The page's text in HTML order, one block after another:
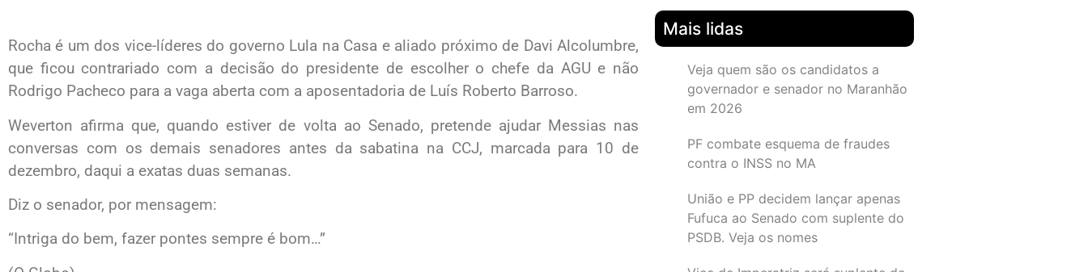
Rocha é um dos vice-líderes do governo Lula na Casa e aliado próximo de Davi Alcolumbre,
que ficou contrariado com a decisão do presidente de escolher o chefe da AGU e não
Rodrigo Pacheco para a vaga aberta com a aposentadoria de Luís Roberto Barroso.
Weverton afirma que, quando estiver de volta ao Senado, pretende ajudar Messias nas
conversas com os demais senadores antes da sabatina na CCJ, marcada para 10 de
dezembro, daqui a exatas duas semanas.
Diz o senador, por mensagem:
“Intriga do bem, fazer pontes sempre é bom…”
Mais lidas
Veja quem são os candidatos a
governador e senador no Maranhão
em 2026
PF combate esquema de fraudes
contra o INSS no MA
União e PP decidem lançar apenas
Fufuca ao Senado com suplente do
PSDB. Veja os nomes